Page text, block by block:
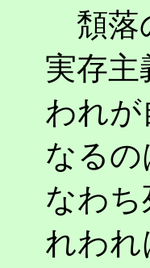
頽落
実存主
われが
なる
なわ
れわ